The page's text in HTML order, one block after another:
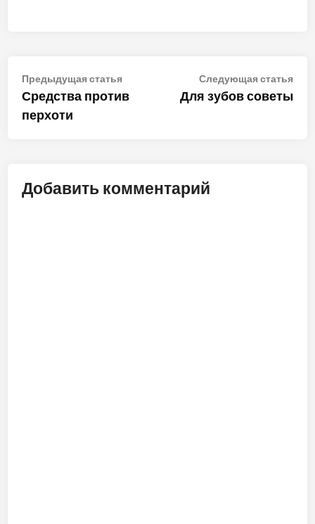
Навигация
по
записям
Предыдущая статьяПредыдущая
статья:
Средства против
перхоти
Следующая статья
Для зубов советы
Добавить комментарий